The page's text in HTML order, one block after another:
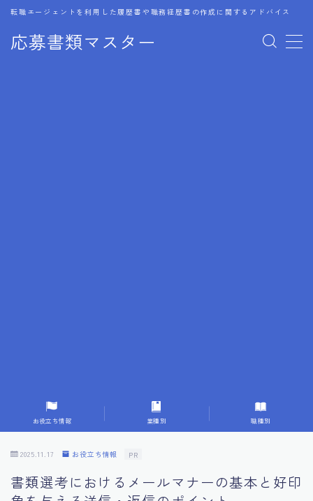
応募書類マスター
転職エージェントを利用した履歴書や職務経歴書の作成に関するアドバイス
MENU
9.転職成功者の事例分析とアドバイス
10.面接官に好印象を与える方法
11.キャリアアップを目指す人の応募書類
お役立ち情報 業種別 職種別
2025.11.17 お役立ち情報 PR
書類選考におけるメールマナーの基本と好印